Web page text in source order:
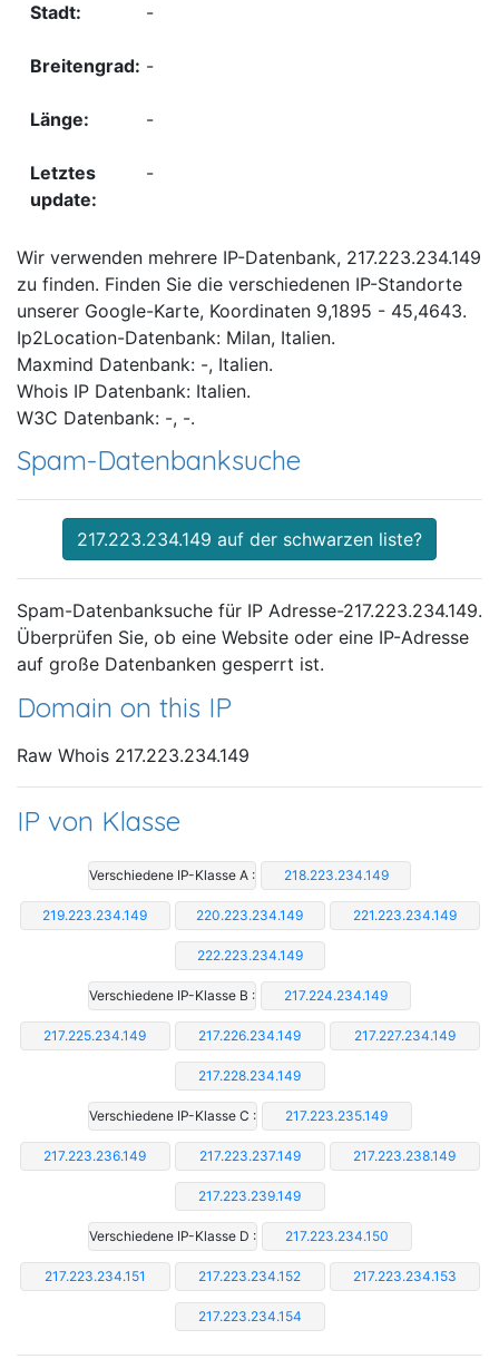
-
-
-
-
Wir verwenden mehrere IP-Datenbank, 217.223.234.149
zu finden. Finden Sie die verschiedenen IP-Standorte
unserer Google-Karte, Koordinaten 9,1895 - 45,4643.
Ip2Location-Datenbank: Milan, Italien.
Maxmind Datenbank: -, Italien.
Whois IP Datenbank: Italien.
W3C Datenbank: -, -.
Spam-Datenbanksuche
217.223.234.149 auf der schwarzen liste?
Spam-Datenbanksuche für IP Adresse-217.223.234.149.
Überprüfen Sie, ob eine Website oder eine IP-Adresse
auf große Datenbanken gesperrt ist.
Domain on this IP
Raw Whois 217.223.234.149
IP von Klasse
Verschiedene IP-Klasse A : 218.223.234.149
219.223.234.149 220.223.234.149 221.223.234.149
222.223.234.149
Verschiedene IP-Klasse B : 217.224.234.149
217.225.234.149 217.226.234.149 217.227.234.149
217.228.234.149
Verschiedene IP-Klasse C : 217.223.235.149
217.223.236.149 217.223.237.149 217.223.238.149
217.223.239.149
Verschiedene IP-Klasse D : 217.223.234.150
217.223.234.151 217.223.234.152 217.223.234.153
217.223.234.154